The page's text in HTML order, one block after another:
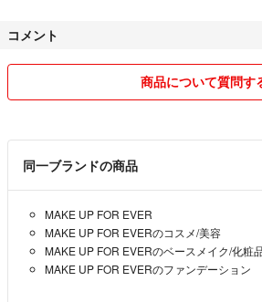
コメント
商品について質問す
同一ブランドの商品
MAKE UP FOR EVER
MAKE UP FOR EVERのコスメ/美容
MAKE UP FOR EVERのベースメイク/化粧
MAKE UP FOR EVERのファンデーション